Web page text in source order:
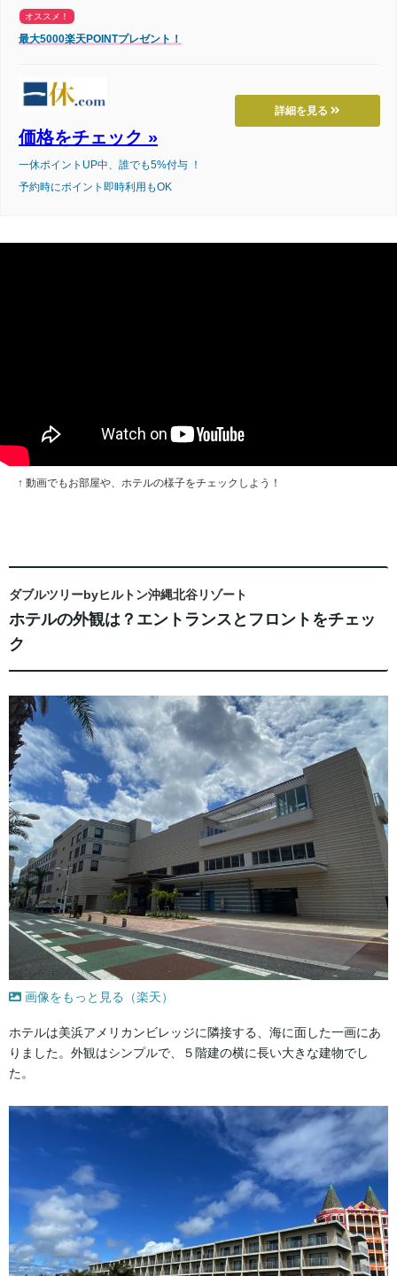
オススメ！
最大5000楽天POINTプレゼント！
詳細を見る
価格をチェック »
一休ポイントUP中、誰でも5%付与 ！
予約時にポイント即時利用もOK
↑ 動画でもお部屋や、ホテルの様子をチェックしよう！
ダブルツリーbyヒルトン沖縄北谷リゾート
ホテルの外観は？エントランスとフロントをチェッ
ク
画像をもっと見る（楽天）
ホテルは美浜アメリカンビレッジに隣接する、海に面した一画にあ
りました。外観はシンプルで、５階建の横に長い大きな建物でし
た。